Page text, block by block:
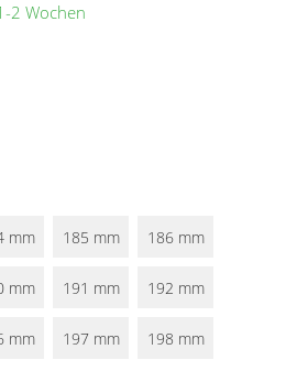
2 Wochen
mm 185 mm 186 mm
mm 191 mm 192 mm
mm 197 mm 198 mm